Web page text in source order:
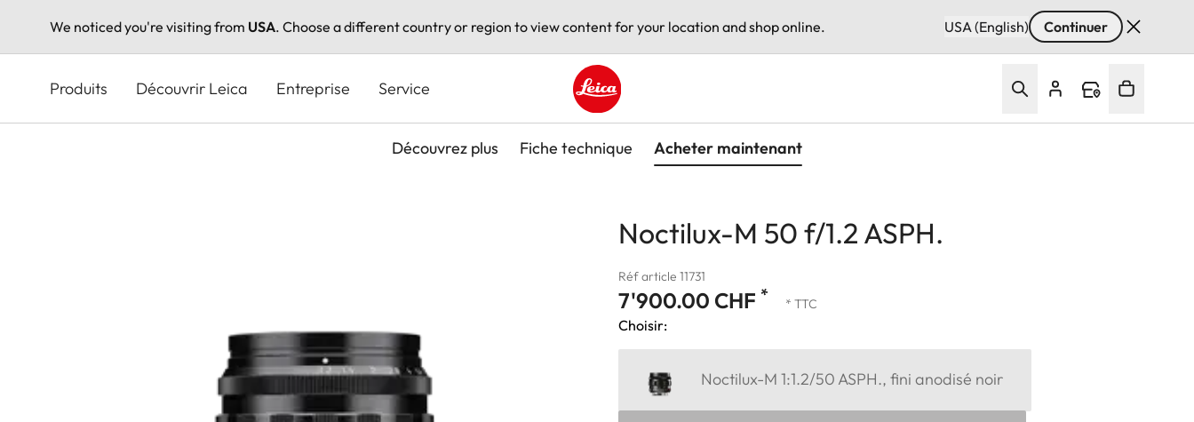
We noticed you're visiting from USA. Choose a different country or region to view content for your location and shop online. USA (English) Continuer
principal
Produits Découvrir Leica Entreprise Service
Leica logo - Home
Découvrez plus Fiche technique Acheter maintenant
Noctilux-M 50 f/1.2 ASPH.
Réf article 11731
7'900.00 CHF * * TTC
Choisir:
Noctilux-M 1:1.2/50 ASPH., fini anodisé noir